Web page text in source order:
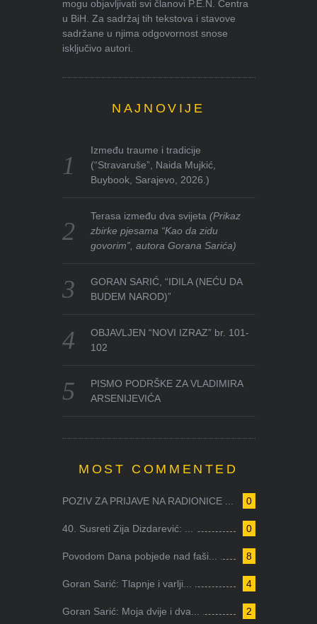
mogu objavljivati svi članovi P.E.N. Centra
u BiH. Za sadržaj tih tekstova i stavove
sadržane u njima odgovornost snose
isključivo autori.
NAJNOVIJE
Između traume i tradicije
(“Stravaruše”, Naida Mujkić,
Buybook, Sarajevo, 2026.)
Terasa između dva svijeta(Prikaz
zbirke pjesama “Kao da zidu
govorim”, autora Gorana Sarića)
GORAN SARIĆ, “IDILA (NEĆU DA
BUDEM NAROD)”
OBJAVLJEN “NOVI IZRAZ” br. 101-
102
PISMO PODRŠKE ZA VLADIMIRA
ARSENIJEVIĆA
MOST COMMENTED
0
POZIV ZA PRIJAVE NA RADIONICE ...
0
40. Susreti Zija Dizdarević: ...
8
Povodom Dana pobjede nad faši...
4
Goran Sarić: Tlapnje i varlji...
2
Goran Sarić: Moja dvije i dva...